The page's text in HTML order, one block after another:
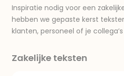
Inspiratie nodig voor een
hebben we gepaste kerst
klanten, personeel of je
Zakelijke teksten